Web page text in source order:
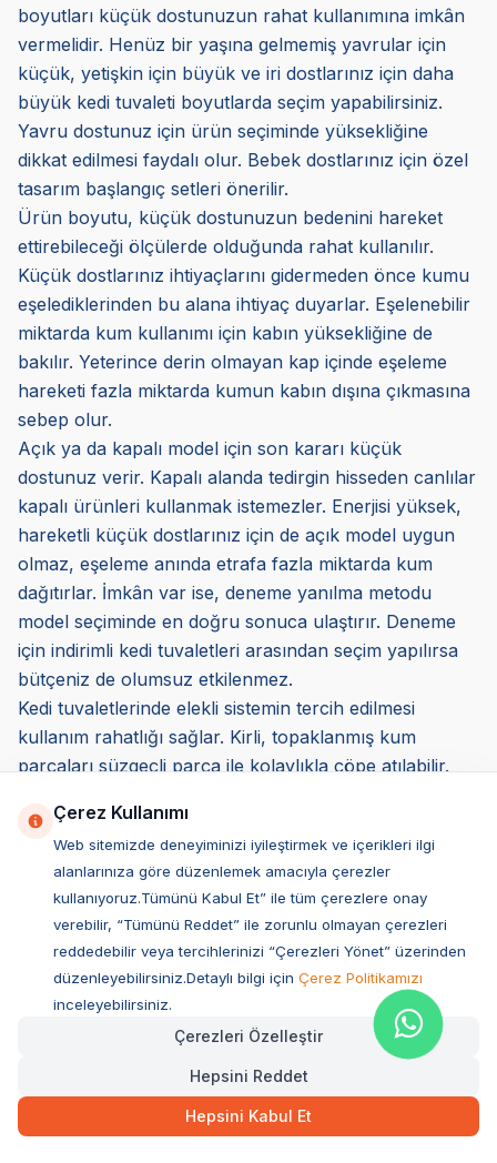
boyutları küçük dostunuzun rahat kullanımına imkân
vermelidir. Henüz bir yaşına gelmemiş yavrular için
küçük, yetişkin için büyük ve iri dostlarınız için daha
büyük kedi tuvaleti boyutlarda seçim yapabilirsiniz.
Yavru dostunuz için ürün seçiminde yüksekliğine
dikkat edilmesi faydalı olur. Bebek dostlarınız için özel
tasarım başlangıç setleri önerilir.
Ürün boyutu, küçük dostunuzun bedenini hareket
ettirebileceği ölçülerde olduğunda rahat kullanılır.
Küçük dostlarınız ihtiyaçlarını gidermeden önce kumu
eşelediklerinden bu alana ihtiyaç duyarlar. Eşelenebilir
miktarda kum kullanımı için kabın yüksekliğine de
bakılır. Yeterince derin olmayan kap içinde eşeleme
hareketi fazla miktarda kumun kabın dışına çıkmasına
sebep olur.
Açık ya da kapalı model için son kararı küçük
dostunuz verir. Kapalı alanda tedirgin hisseden canlılar
kapalı ürünleri kullanmak istemezler. Enerjisi yüksek,
hareketli küçük dostlarınız için de açık model uygun
olmaz, eşeleme anında etrafa fazla miktarda kum
dağıtırlar. İmkân var ise, deneme yanılma metodu
model seçiminde en doğru sonuca ulaştırır. Deneme
için indirimli kedi tuvaletleri arasından seçim yapılırsa
bütçeniz de olumsuz etkilenmez.
Kedi tuvaletlerinde elekli sistemin tercih edilmesi
kullanım rahatlığı sağlar. Kirli, topaklanmış kum
parçaları süzgeçli parça ile kolaylıkla çöpe atılabilir.
kum daha uzun süre kullanılır ve hijyen korunur.
Kedi Tuvaleti Nereye Yerleştirilmeli?
Küçük dostlarınız kişilik sahibidir ve gizliliğe önem
verirler. Özel ihtiyaçlarını karşılarken yalnız olmak
isterler. Gizlilik seçimleri olsa da ihtiyaçlarını giderirken
savunmasız hissettiklerinden tedirgin olurlar ve güvenli
bir alana ihtiyaç duyarlar.
Kedi tuvaletinin yerleştirileceği yer küçük dostunuzun;
*Mahremiyetini korumasına imkân vermeli,
*7 gün 24 saat rahatça ulaşabileceği bir alan olmalı.
Ürün yerleşimi için banyo uygun alan olabilir ya da kış
Çerez Kullanımı
Web sitemizde deneyiminizi iyileştirmek ve içerikleri ilgi
alanlarınıza göre düzenlemek amacıyla çerezler
kullanıyoruz.Tümünü Kabul Et” ile tüm çerezlere onay
verebilir, “Tümünü Reddet” ile zorunlu olmayan çerezleri
reddedebilir veya tercihlerinizi “Çerezleri Yönet” üzerinden
düzenleyebilirsiniz.Detaylı bilgi için Çerez Politikamızı
inceleyebilirsiniz.
Çerezleri Özelleştir
Hepsini Reddet
Hepsini Kabul Et